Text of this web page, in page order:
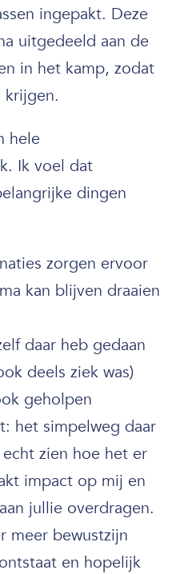
ingepakt. Deze
uitgedeeld aan de
in het kamp, zodat
hele
Ik voel dat
dingen
zorgen ervoor
kan blijven draaien
daar heb gedaan
deels ziek was)
geholpen
het simpelweg daar
zien hoe het er
impact op mij en
jullie overdragen.
meer bewustzijn
en hopelijk